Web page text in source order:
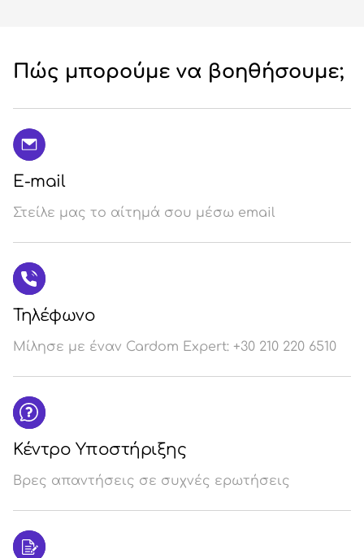
Πώς μπορούμε να βοηθήσουμε;
E-mail
Στείλε μας το αίτημά σου μέσω email
Τηλέφωνο
Μίλησε με έναν Cardom Expert: +30 210 220 6510
Κέντρο Υποστήριξης
Βρες απαντήσεις σε συχνές ερωτήσεις